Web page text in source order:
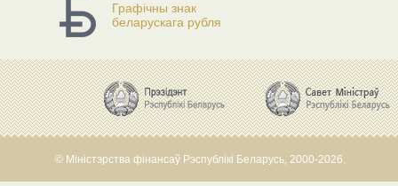
Графічны знак
беларускага рубля
© Міністэрства фінансаў Рэспублікі Беларусь, 2000-2026.